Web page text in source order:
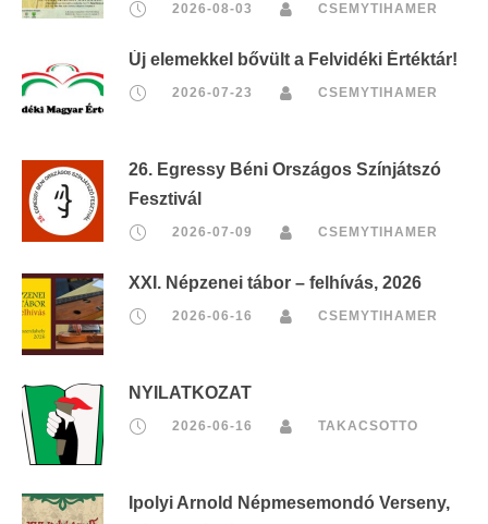
2026-08-03 CSEMYTIHAMER
Új elemekkel bővült a Felvidéki Értéktár!
2026-07-23 CSEMYTIHAMER
26. Egressy Béni Országos Színjátszó
Fesztivál
2026-07-09 CSEMYTIHAMER
XXI. Népzenei tábor – felhívás, 2026
2026-06-16 CSEMYTIHAMER
NYILATKOZAT
2026-06-16 TAKACSOTTO
Ipolyi Arnold Népmesemondó Verseny,